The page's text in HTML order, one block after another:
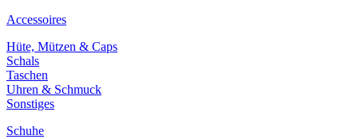
Accessoires
Hüte, Mützen & Caps
Schals
Taschen
Uhren & Schmuck
Sonstiges
Schuhe